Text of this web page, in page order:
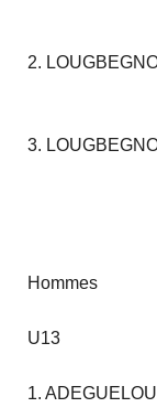
2.
3.
Hommes
U13
1.